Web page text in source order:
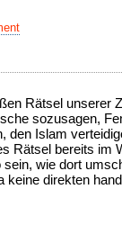
Rätsel unserer
sozusagen,
den Islam
Rätsel bereits im
wie dort
keine direkten